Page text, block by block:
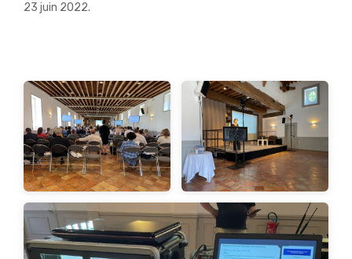
23 juin 2022.